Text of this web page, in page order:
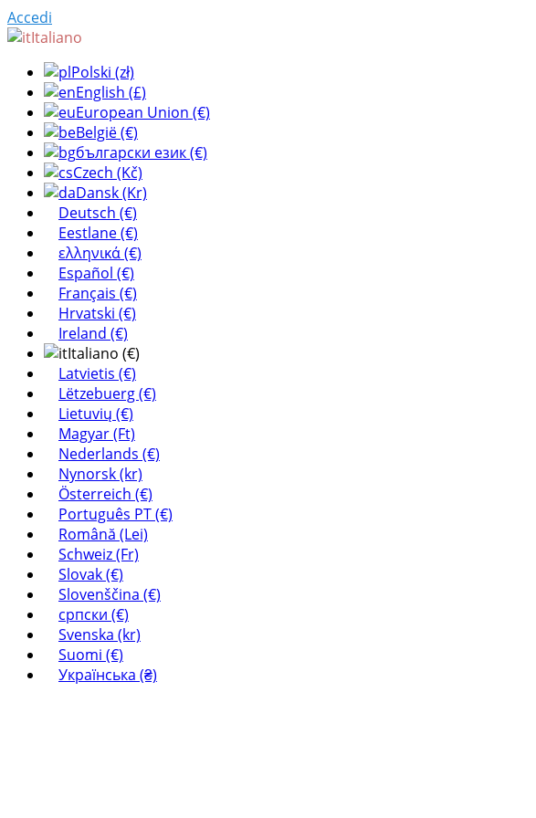
Accedi
Italiano
Polski (zł)
English (£)
European Union (€)
België (€)
български език (€)
Czech (Kč)
Dansk (Kr)
Deutsch (€)
Eestlane (€)
ελληνικά (€)
Español (€)
Français (€)
Hrvatski (€)
Ireland (€)
Italiano (€)
Latvietis (€)
Lëtzebuerg (€)
Lietuvių (€)
Magyar (Ft)
Nederlands (€)
Nynorsk (kr)
Österreich (€)
Português PT (€)
Română (Lei)
Schweiz (Fr)
Slovak (€)
Slovenščina (€)
српски (€)
Svenska (kr)
Suomi (€)
Українська (₴)